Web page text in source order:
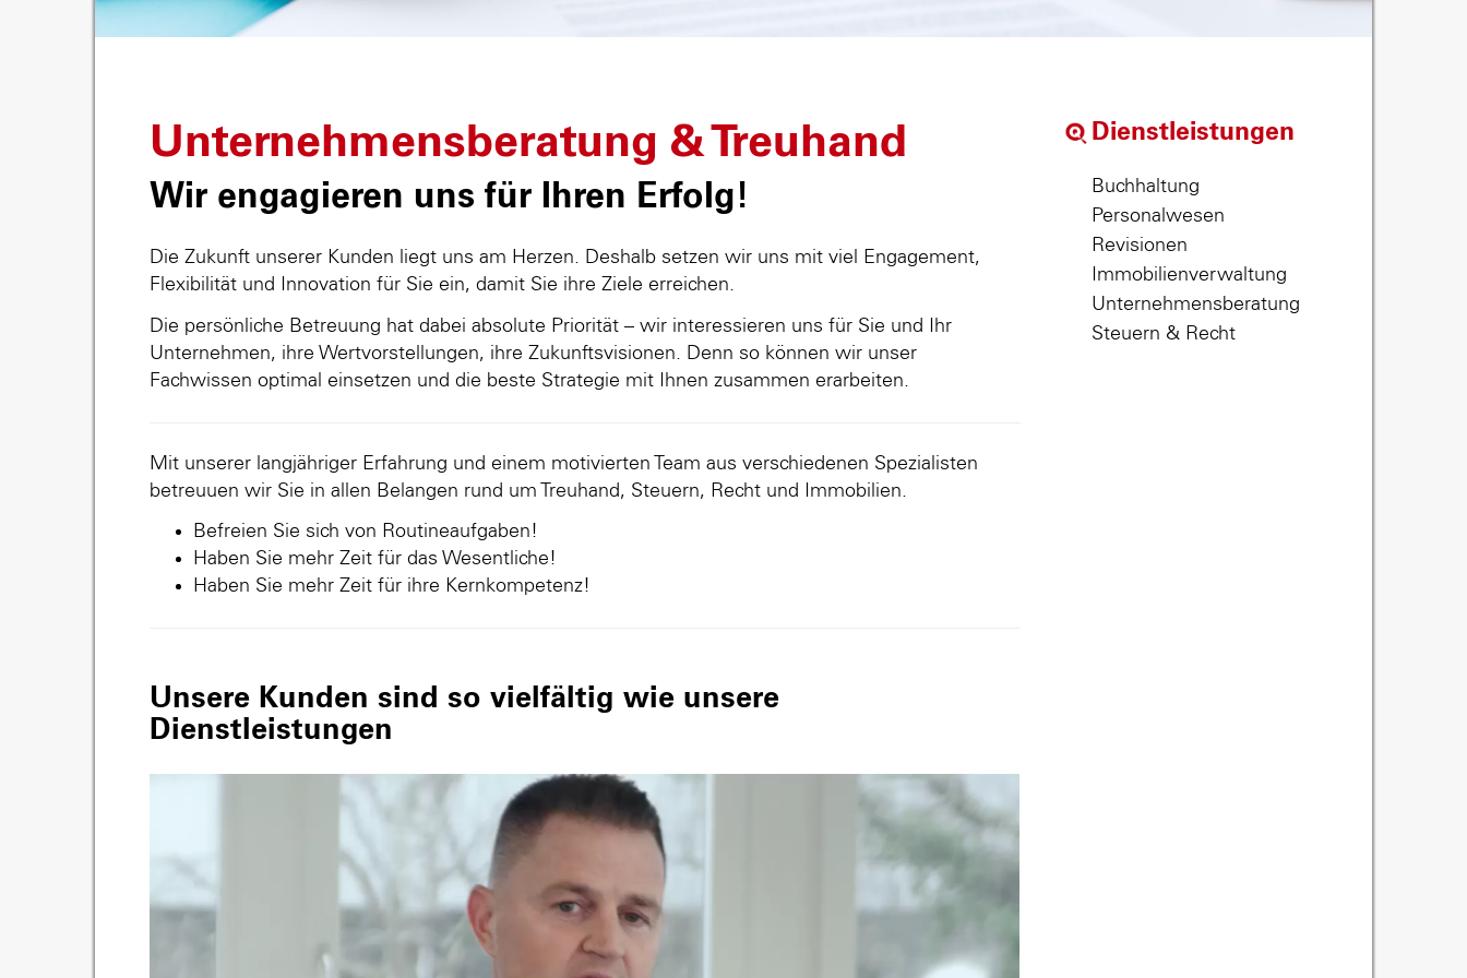
Unternehmensberatung & Treuhand
Wir engagieren uns für Ihren Erfolg!
Die Zukunft unserer Kunden liegt uns am Herzen. Deshalb setzen wir uns mit viel Engagement,
Flexibilität und Innovation für Sie ein, damit Sie ihre Ziele erreichen.
Die persönliche Betreuung hat dabei absolute Priorität – wir interessieren uns für Sie und Ihr
Unternehmen, ihre Wertvorstellungen, ihre Zukunftsvisionen. Denn so können wir unser
Fachwissen optimal einsetzen und die beste Strategie mit Ihnen zusammen erarbeiten.
Mit unserer langjähriger Erfahrung und einem motivierten Team aus verschiedenen Spezialisten
betreuuen wir Sie in allen Belangen rund um Treuhand, Steuern, Recht und Immobilien.
Befreien Sie sich von Routineaufgaben!
Haben Sie mehr Zeit für das Wesentliche!
Haben Sie mehr Zeit für ihre Kernkompetenz!
Unsere Kunden sind so vielfältig wie unsere
Dienstleistungen
Dienstleistungen
Buchhaltung
Personalwesen
Revisionen
Immobilienverwaltung
Unternehmensberatung
Steuern & Recht